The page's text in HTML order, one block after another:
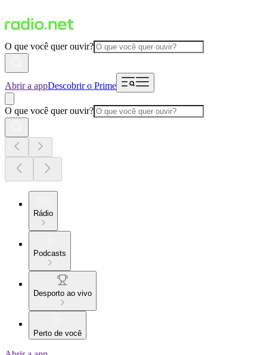
O que você quer ouvir?
Abrir a appDescobrir o Prime
O que você quer ouvir?
Rádio
Podcasts
Desporto ao vivo
Perto de você